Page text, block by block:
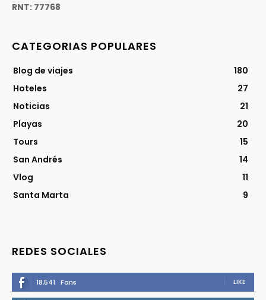
RNT: 77768
CATEGORIAS POPULARES
Blog de viajes
180
Hoteles
27
Noticias
21
Playas
20
Tours
15
San Andrés
14
Vlog
11
Santa Marta
9
REDES SOCIALES
18,541 Fans LIKE